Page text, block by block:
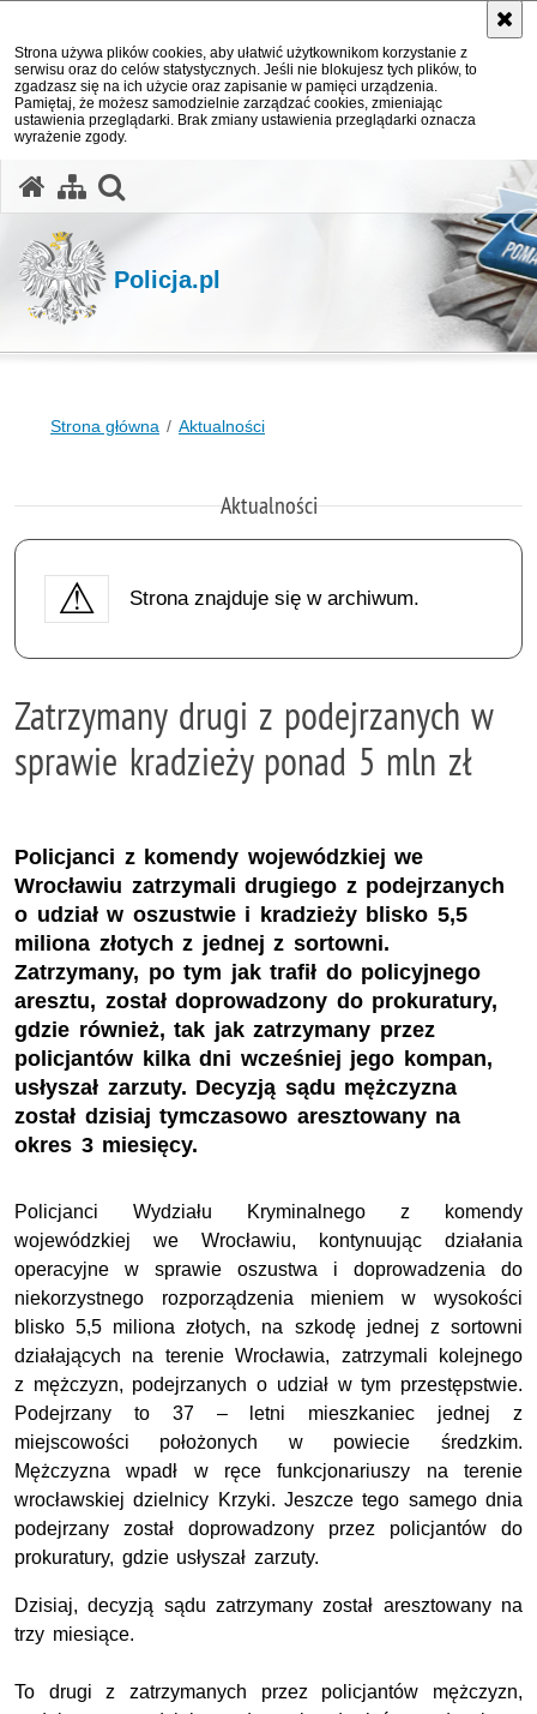
Strona używa plików cookies, aby ułatwić użytkownikom korzystanie z
serwisu oraz do celów statystycznych. Jeśli nie blokujesz tych plików, to
zgadzasz się na ich użycie oraz zapisanie w pamięci urządzenia.
Pamiętaj, że możesz samodzielnie zarządzać cookies, zmieniając
ustawienia przeglądarki. Brak zmiany ustawienia przeglądarki oznacza
wyrażenie zgody.
Policja.pl
Strona główna Aktualności
Aktualności
Strona znajduje się w archiwum.
Zatrzymany drugi z podejrzanych w
sprawie kradzieży ponad 5 mln zł
Policjanci z komendy wojewódzkiej we
Wrocławiu zatrzymali drugiego z podejrzanych
o udział w oszustwie i kradzieży blisko 5,5
miliona złotych z jednej z sortowni.
Zatrzymany, po tym jak trafił do policyjnego
aresztu, został doprowadzony do prokuratury,
gdzie również, tak jak zatrzymany przez
policjantów kilka dni wcześniej jego kompan,
usłyszał zarzuty. Decyzją sądu mężczyzna
został dzisiaj tymczasowo aresztowany na
okres 3 miesięcy.
Policjanci Wydziału Kryminalnego z komendy
wojewódzkiej we Wrocławiu, kontynuując działania
operacyjne w sprawie oszustwa i doprowadzenia do
niekorzystnego rozporządzenia mieniem w wysokości
blisko 5,5 miliona złotych, na szkodę jednej z sortowni
działających na terenie Wrocławia, zatrzymali kolejnego
z mężczyzn, podejrzanych o udział w tym przestępstwie.
Podejrzany to 37 – letni mieszkaniec jednej z
miejscowości położonych w powiecie średzkim.
Mężczyzna wpadł w ręce funkcjonariuszy na terenie
wrocławskiej dzielnicy Krzyki. Jeszcze tego samego dnia
podejrzany został doprowadzony przez policjantów do
prokuratury, gdzie usłyszał zarzuty.
Dzisiaj, decyzją sądu zatrzymany został aresztowany na
trzy miesiące.
To drugi z zatrzymanych przez policjantów mężczyzn,